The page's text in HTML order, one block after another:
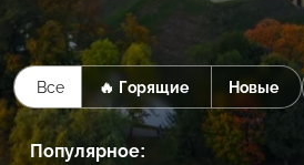
Все 🔥 Горящие Новые
Популярное: